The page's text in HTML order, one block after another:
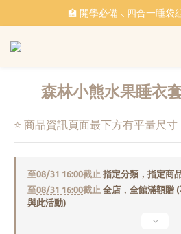
˗ˏˋ 𝔽𝕣𝕖𝕖 𝕊𝕙𝕚𝕡𝕡𝕚𝕟𝕘 ˎˊ˗ 全
🏫 開學必備 ⸜ 四合一睡袋
🐳 清涼一夏 🎁 滿額贈
森林小熊水果睡衣
⭐ 商品資訊頁面最下方有平量尺寸
至08/31 16:00截止 指定分類，指定商
至08/31 16:00截止 全店，全館滿額贈
與此活動)